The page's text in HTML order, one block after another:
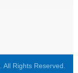
. All Rights Reserved.